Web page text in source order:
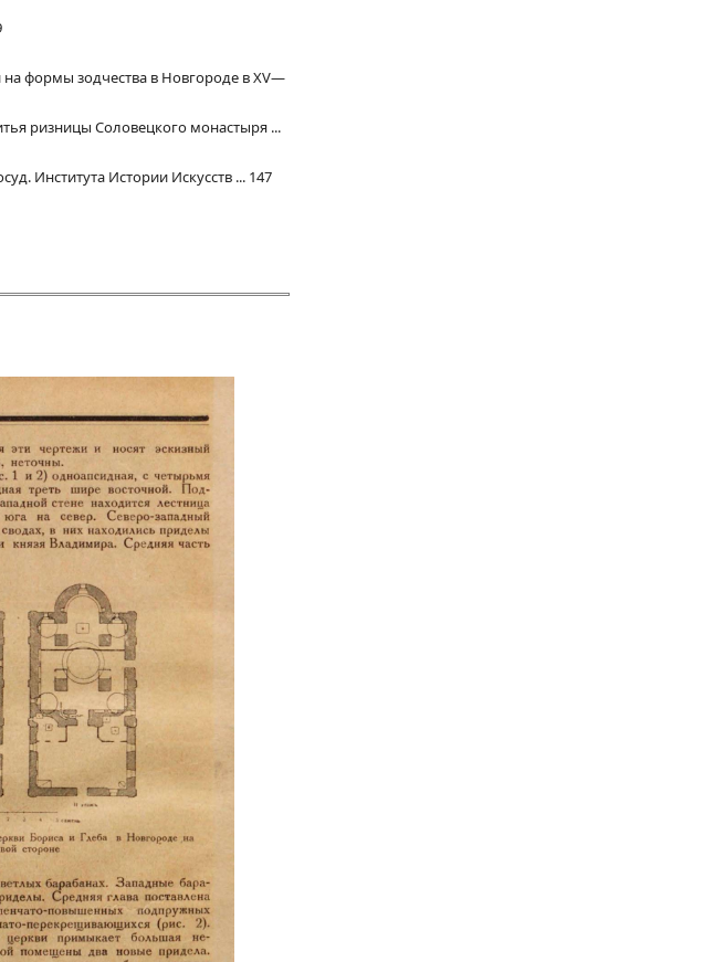
формы зодчества в Новгороде в XV—
ризницы Соловецкого монастыря ...
Института Истории Искусств ... 147